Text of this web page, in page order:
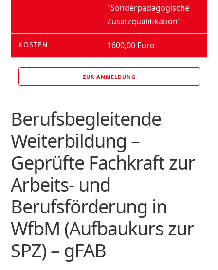
"Sonderpädagogische
Zusatzqualifikation"
KOSTEN 1600,00 Euro
ZUR ANMELDUNG
Berufsbegleitende
Weiterbildung –
Geprüfte Fachkraft zur
Arbeits- und
Berufsförderung in
WfbM (Aufbaukurs zur
SPZ) – gFAB